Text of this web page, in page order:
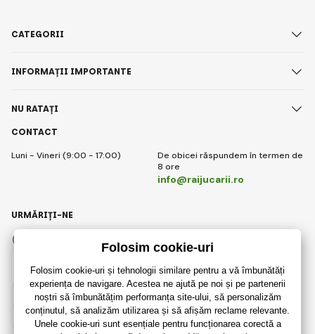
CONTACT
Luni - Vineri (9:00 - 17:00)
De obicei răspundem în termen de
8 ore
info@raijucarii.ro
CATEGORII
INFORMAȚII IMPORTANTE
NU RATAȚI
Romanian
URMĂRIȚI-NE
Instagram